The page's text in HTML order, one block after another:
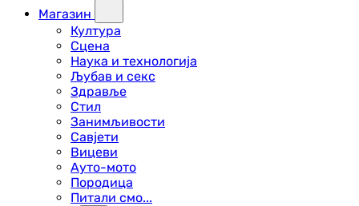
Магазин
Култура
Сцена
Наука и технологија
Љубав и секс
Здравље
Стил
Занимљивости
Савјети
Вицеви
Ауто-мото
Породица
Питали смо...